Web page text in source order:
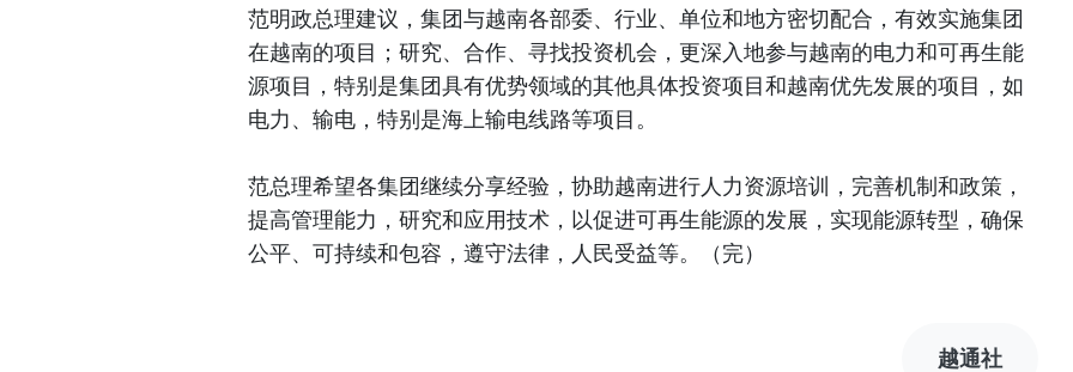
范明政总理建议，集团与越南各部委、行业、单位和地方密切配合，有效实施集团
在越南的项目；研究、合作、寻找投资机会，更深入地参与越南的电力和可再生能
源项目，特别是集团具有优势领域的其他具体投资项目和越南优先发展的项目，如
电力、输电，特别是海上输电线路等项目。
范总理希望各集团继续分享经验，协助越南进行人力资源培训，完善机制和政策，
提高管理能力，研究和应用技术，以促进可再生能源的发展，实现能源转型，确保
公平、可持续和包容，遵守法律，人民受益等。（完）
越通社